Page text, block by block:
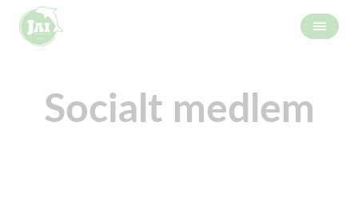
Socialt medlem